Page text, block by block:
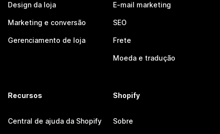
Design da loja
Marketing e conversão
Gerenciamento de loja
E-mail marketing
SEO
Frete
Moeda e tradução
Recursos
Central de ajuda da Shopify
Shopify
Sobre